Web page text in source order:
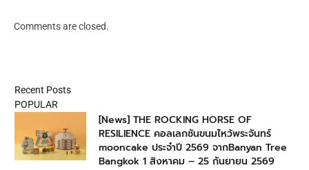
Comments are closed.
Recent Posts
POPULAR
[News] THE ROCKING HORSE OF
RESILIENCE คอลเลกชันขนมไหว้พระจันทร์
mooncake ประจำปี 2569 จากBanyan Tree
Bangkok 1 สิงหาคม – 25 กันยายน 2569